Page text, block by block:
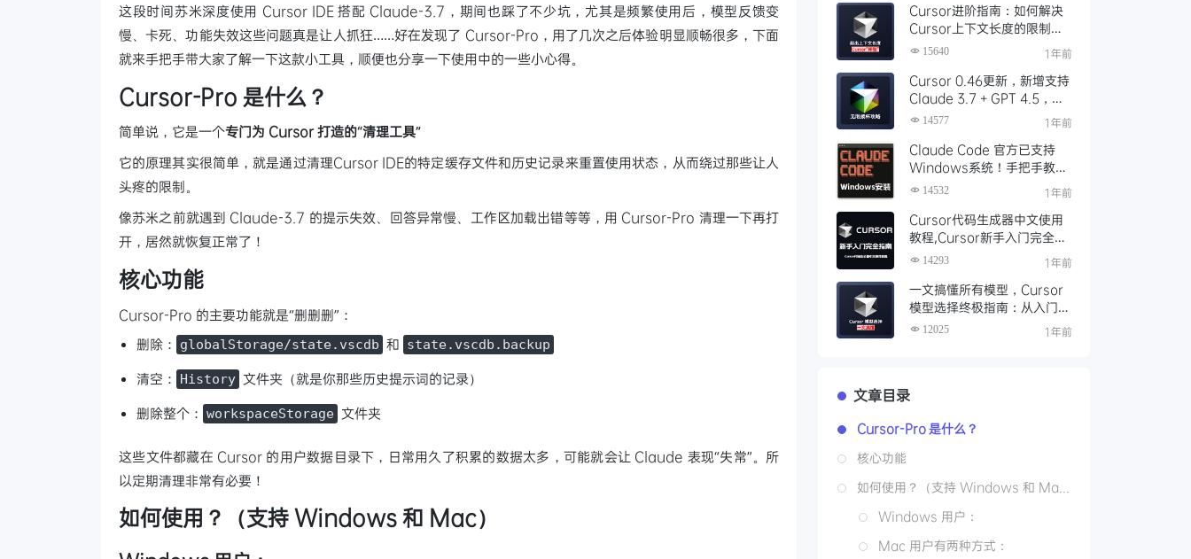
这段时间苏米深度使用 Cursor IDE 搭配 Claude-3.7，期间也踩了不少坑，尤其是频繁使用后，模型反馈变
慢、卡死、功能失效这些问题真是让人抓狂……好在发现了 Cursor-Pro，用了几次之后体验明显顺畅很多，下面
就来手把手带大家了解一下这款小工具，顺便也分享一下使用中的一些小心得。
Cursor-Pro 是什么？
简单说，它是一个专门为 Cursor 打造的“清理工具”
它的原理其实很简单，就是通过清理Cursor IDE的特定缓存文件和历史记录来重置使用状态，从而绕过那些让人
头疼的限制。
像苏米之前就遇到 Claude-3.7 的提示失效、回答异常慢、工作区加载出错等等，用 Cursor-Pro 清理一下再打
开，居然就恢复正常了！
核心功能
Cursor-Pro 的主要功能就是“删删删”：
删除：
globalStorage/state.vscdb 和 state.vscdb.backup
清空： History 文件夹（就是你那些历史提示词的记录）
删除整个： workspaceStorage 文件夹
这些文件都藏在 Cursor 的用户数据目录下，日常用久了积累的数据太多，可能就会让 Claude 表现“失常”。所
以定期清理非常有必要！
如何使用？（支持 Windows 和 Mac）
Cursor进阶指南：如何解决
Cursor上下文长度的限制超
出后”降智“问题
15640 1年前
Cursor 0.46更新，新增支持
Claude 3.7 + GPT 4.5，
Cursor Pro 无限续杯攻略，
14577 1年前
Claude Code 官方已支持
Windows系统！手把手教你
免费安装使用Claude Code
14532 1年前
Cursor代码生成器中文使用
教程,Cursor新手入门完全指
南,全网最全面详细的Cursor
14293 1年前
一文搞懂所有模型，Cursor
模型选择终极指南：从入门到
精通12025 1年前
文章目录
Cursor-Pro 是什么？
核心功能
Windows 用户：
Mac 用户有两种方式：